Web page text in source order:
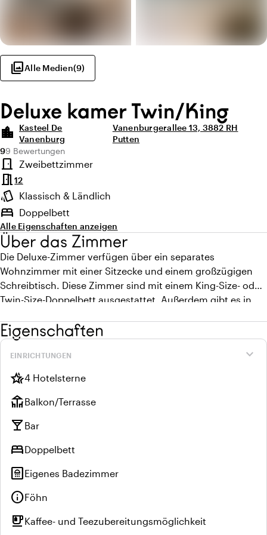
photo_libraryAlle Medien(9)
Deluxe kamer Twin/King
location_city
Kasteel De
Vanenburg
Vanenburgerallee 13, 3882 RH
Putten
Durchschnittliche Bewertung von 9 von 10
9Anzahl der Bewertungen: 9
9 Bewertungen
Highlights
door_front
Zimmertyp
Zweibettzimmer
meeting_room12
style
Ambiente
Klassisch & Ländlich
bed Doppelbett
Alle Eigenschaften anzeigen
Über das Zimmer
Die Deluxe-Zimmer verfügen über ein separates
Wohnzimmer mit einer Sitzecke und einem großzügigen
Schreibtisch. Diese Zimmer sind mit einem King-Size- oder
Twin-Size-Doppelbett ausgestattet. Außerdem gibt es in
Klimaanlage, und die Zimmer haben eine eigene Terrasse
und einen separaten Eingang.
Eigenschaften
expand_more
EINRICHTUNGEN
hotel_class4 Hotelsterne
deckBalkon/Terrasse
local_bar Bar
bedDoppelbett
bathroomEigenes Badezimmer
infoFöhn
emoji_food_beverageKaffee- und Teezubereitungsmöglichkeit